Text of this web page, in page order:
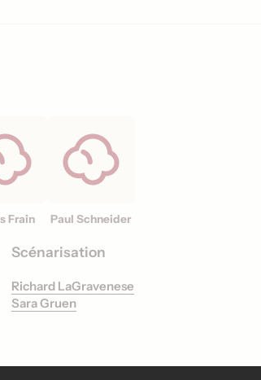
Frain Paul Schneider
Scénarisation
Richard LaGravenese
Sara Gruen